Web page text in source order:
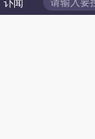
讣闻